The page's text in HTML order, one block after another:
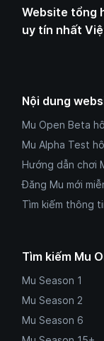
Website tổng
uy tín nhất
Nội dung
Mu Open Beta
Mu Alpha Test
Hướng dẫn chơi
Đăng Mu mới
Tìm kiếm thông
Tìm kiếm Mu
Mu Season 1
Mu Season 2
Mu Season 6